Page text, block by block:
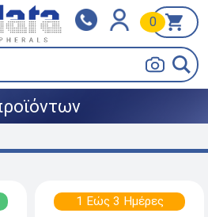
0
BOX NOW
1 Εώς 3 Ημέρες